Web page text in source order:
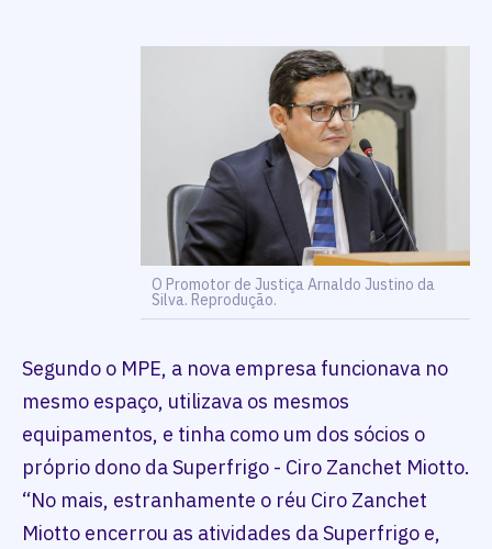
O Promotor de Justiça Arnaldo Justino da
Silva. Reprodução.
Segundo o MPE, a nova empresa funcionava no
mesmo espaço, utilizava os mesmos
equipamentos, e tinha como um dos sócios o
próprio dono da Superfrigo - Ciro Zanchet Miotto.
“No mais, estranhamente o réu Ciro Zanchet
Miotto encerrou as atividades da Superfrigo e,